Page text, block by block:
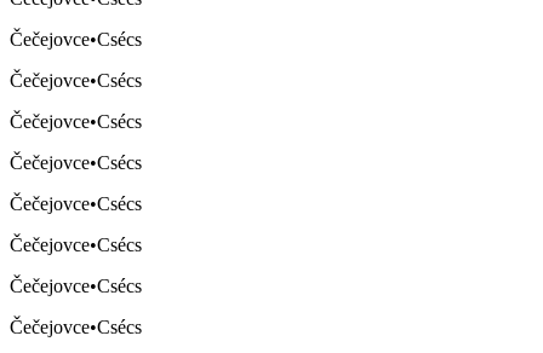
Čečejovce•Csécs
Čečejovce•Csécs
Čečejovce•Csécs
Čečejovce•Csécs
Čečejovce•Csécs
Čečejovce•Csécs
Čečejovce•Csécs
Čečejovce•Csécs